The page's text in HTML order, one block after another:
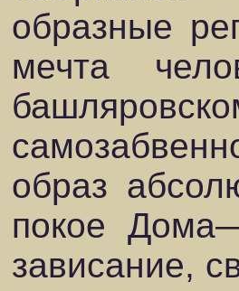
образные
мечта
образ
покое
зависание,